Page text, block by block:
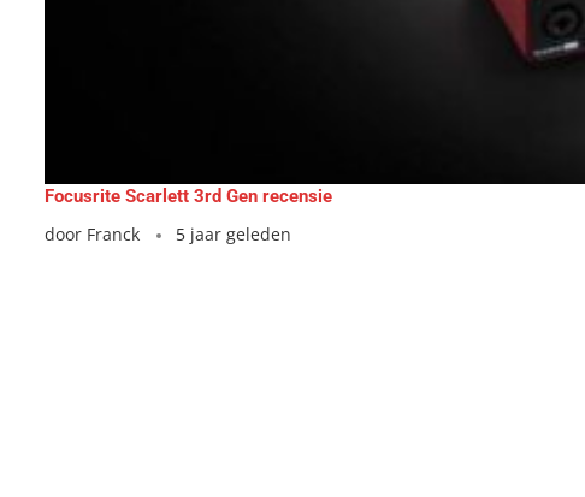
Focusrite Scarlett 3rd Gen recensie
door Franck 5 jaar geleden